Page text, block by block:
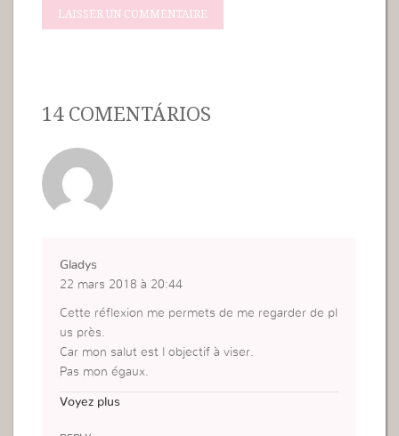
14 COMENTÁRIOS
Gladys
22 mars 2018 à 20:44
Cette réflexion me permets de me regarder de pl
us près.
Car mon salut est l objectif à viser.
Pas mon égaux.
nce si je ne veille pas.
Voyez plus